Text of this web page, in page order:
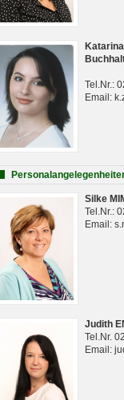
Tel.Nr.:
Email:
Silke
Tel.Nr.:
Email:
Judith
Tel.Nr.
Email: